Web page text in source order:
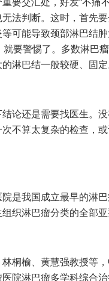
交汇处，好发“不痛
法判断。这时，首先
可能导致颈部淋巴结
要警惕了。多数淋巴
淋巴结一般较硬、固
还是需要找医生。没
不算太复杂的检查，或
是我国成立最早的淋
织淋巴瘤分类的全部
榆、黄慧强教授等，
院淋巴瘤多学科综合